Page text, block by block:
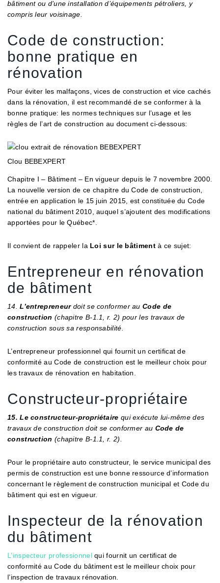
bâtiment ou d’une installation d’équipements pétroliers, y
compris leur voisinage.
Code de construction:
bonne pratique en
rénovation
Pour éviter les malfaçons, vices de construction et vice cachés
dans la rénovation, il est recommandé de se conformer à la
bonne pratique: les normes techniques sur l’usage et les
règles de l’art de construction au document ci-dessous:
Clou BEBEXPERT
Chapitre I – Bâtiment – En vigueur depuis le 7 novembre 2000.
La nouvelle version de ce chapitre du Code de construction,
entrée en application le 15 juin 2015, est constituée du Code
national du bâtiment 2010, auquel s’ajoutent des modifications
apportées pour le Québec*.
Il convient de rappeler la Loi sur le bâtimentà ce sujet:
Entrepreneur en rénovation
de bâtiment
14.L’entrepreneur doit se conformer au Code de
construction (chapitre B-1.1, r. 2) pour les travaux de
construction sous sa responsabilité.
L’entrepreneur professionnel qui fournit un certificat de
conformité au Code de construction est le meilleur choix pour
les travaux de rénovation en habitation.
Constructeur-propriétaire
15. Le constructeur-propriétaire qui exécute lui-même des
travaux de construction doit se conformer au Code de
construction (chapitre B-1.1, r. 2).
Pour le propriétaire auto constructeur, le service municipal des
permis de construction est une bonne ressource d’information
concernant le règlement de construction municipal et Code du
bâtiment qui est en vigueur.
Inspecteur de la rénovation
du bâtiment
L’inspecteur professionnelqui fournit un certificat de
conformité au Code du bâtiment est le meilleur choix pour
l’inspection de travaux rénovation.